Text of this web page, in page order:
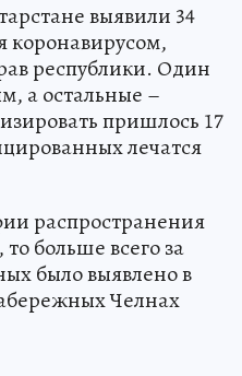
выявили 34
коронавирусом,
республики. Один
а остальные –
пришлось 17
лечатся
распространения
больше всего за
было выявлено в
Челнах